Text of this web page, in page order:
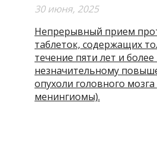
30 июня, 2025
Непрерывный прием
таблеток, содержащих
течение пяти лет и
незначительному
опухоли головного
менингиомы).